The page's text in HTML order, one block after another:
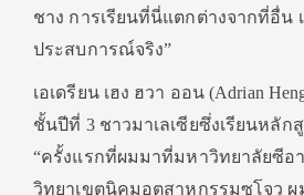
ชาง การเรียนที่นี่แตกต่างจากที่อื่น
ประสบการณ์จริง”
เอเดรียน เฮง ฮวา ออน (Adrian
ชั้นปีที่ 3 ชาวมาเลเซียซึ่งเรียนหลัก
“ครั้งแรกที่ผมมาที่มหาวิทยาลัยซีอา
วิทยาเขตนิคมอุตสาหกรรมซูโจว ผ